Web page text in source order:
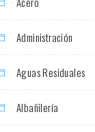
Administración
Aguas Residuales
Albañilería